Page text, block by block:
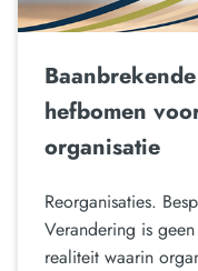
hefbomen
organisatie
Reorganisaties.
Verandering is
realiteit waarin